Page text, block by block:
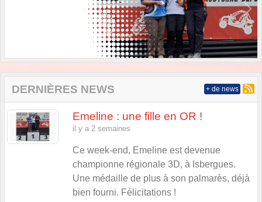
Next
DERNIÈRES NEWS
Emeline : une fille en OR !
il y a 2 semaines
Ce week-end, Emeline est devenue
championne régionale 3D, à Isbergues.
Une médaille de plus à son palmarès, déjà
bien fourni. Félicitations !
+ de news